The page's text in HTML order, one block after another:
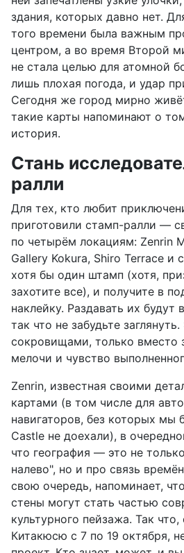
здания, которых давно нет.
того времени была важным
центром, а во время Второй
не стала целью для атомной
лишь плохая погода, и удар
Сегодня же город мирно
такие карты напоминают о
история.
Стань
ралли
Для тех, кто любит
приготовили стамп-ралли —
по четырём локациям: Zenrin
Gallery Kokura, Shiro Terrace и
хотя бы один штамп (хотя,
захотите все), и получите в
наклейку. Раздавать их будут
так что не забудьте
сокровищами, только вместо
мелочи и чувство
Zenrin, известная своими
картами (в том числе для
навигаторов, без которых мы
Castle не доехали), в
что география — это не
налево", но и про связь
свою очередь, напоминает,
стены могут стать частью
культурного пейзажа. Так что,
Китакюсю с 7 по 19 октября,